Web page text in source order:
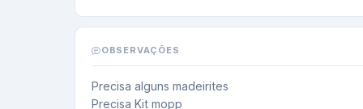
OBSERVAÇÕES
Precisa alguns madeirites
Precisa Kit mopp